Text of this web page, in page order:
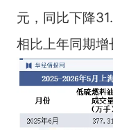
元，同比下降
相比上年同期增